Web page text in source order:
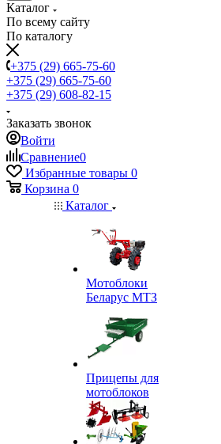
Каталог
По всему сайту
По каталогу
+375 (29) 665-75-60
+375 (29) 665-75-60
+375 (29) 608-82-15
Заказать звонок
Войти
Сравнение0
Избранные товары 0
Корзина 0
Каталог
Мотоблоки
Беларус МТЗ
Прицепы для
мотоблоков